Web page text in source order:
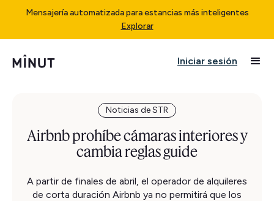
Mensajería automatizada para estancias más inteligentes
Explorar
Iniciar sesión
Noticias de STR
Airbnb prohíbe cámaras interiores y
cambia reglas guide
A partir de finales de abril, el operador de alquileres
de corta duración Airbnb ya no permitirá que los